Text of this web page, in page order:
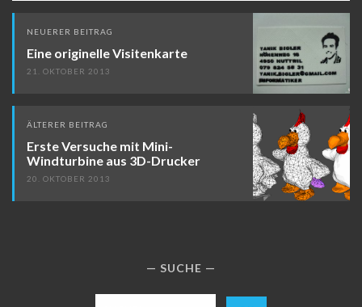
Beitragsnavigation
NEUERER BEITRAG
Eine originelle Visitenkarte
21. OKTOBER 2013
ÄLTERER BEITRAG
Erste Versuche mit Mini-
Windturbine aus 3D-Drucker
20. OKTOBER 2013
SUCHE